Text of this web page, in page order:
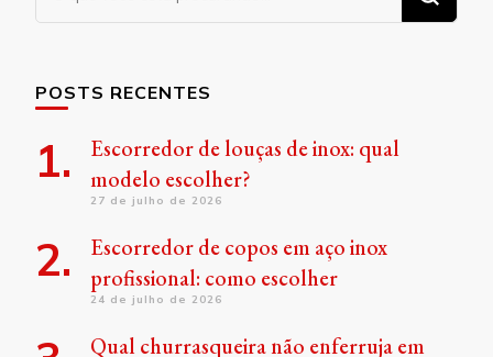
algo?
POSTS RECENTES
Escorredor de louças de inox: qual
modelo escolher?
27 de julho de 2026
Escorredor de copos em aço inox
profissional: como escolher
24 de julho de 2026
Qual churrasqueira não enferruja em